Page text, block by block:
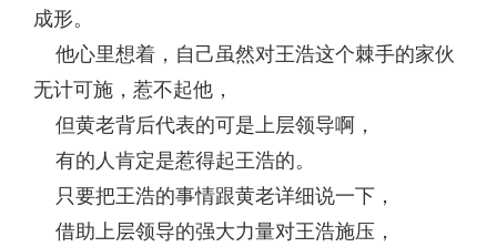
成形。
他心里想着，自己虽然对王浩这个棘手的家伙
无计可施，惹不起他，
但黄老背后代表的可是上层领导啊，
有的人肯定是惹得起王浩的。
只要把王浩的事情跟黄老详细说一下，
借助上层领导的强大力量对王浩施压，